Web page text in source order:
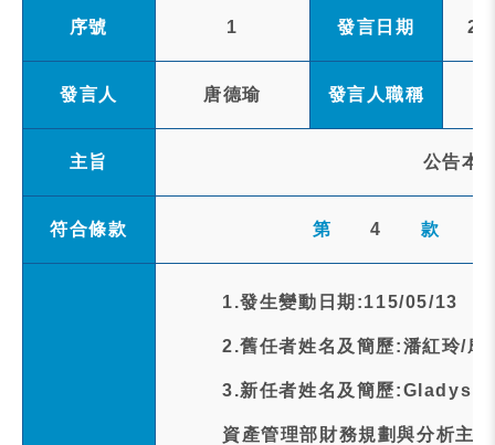
序號 1 發言日期
發言人 唐德瑜 發言人職稱
主旨 公告本
符合條款 第 4 款
1.發生變動日期:115/05/13
2.舊任者姓名及簡歷:潘紅玲/摩
3.新任者姓名及簡歷:Gladys
資產管理部財務規劃與分析主管